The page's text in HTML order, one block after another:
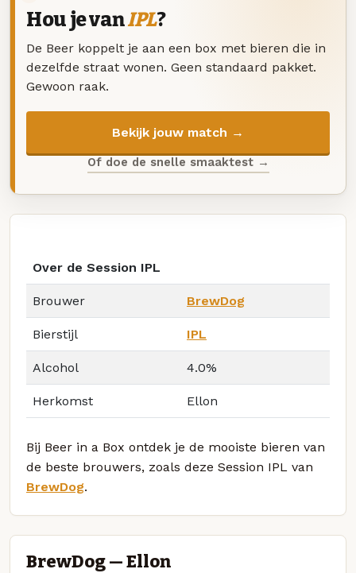
Hou je vanIPL?
De Beer koppelt je aan een box met bieren die in
dezelfde straat wonen. Geen standaard pakket.
Gewoon raak.
Bekijk jouw match →
Of doe de snelle smaaktest →
Over de Session IPL
Brouwer BrewDog
Bierstijl IPL
Alcohol 4.0%
Herkomst Ellon
Bij Beer in a Box ontdek je de mooiste bieren van
de beste brouwers, zoals deze Session IPL van
BrewDog.
BrewDog — Ellon